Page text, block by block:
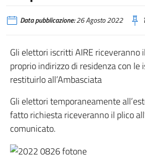
Data pubblicazione:26 Agosto 2022
Gli elettori iscritti AIRE riceveranno
proprio indirizzo di residenza con le
restituirlo all’Ambasciata
Gli elettori temporaneamente
fatto richiesta riceveranno il plico
comunicato.